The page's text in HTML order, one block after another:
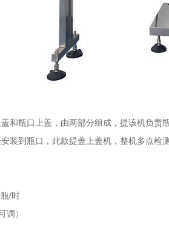
和瓶口上盖，由两部分组成，提该机负
装到瓶口，此款提盖上盖机，整机多点
/时
调）